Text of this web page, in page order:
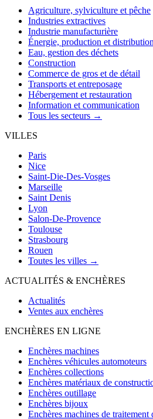
Agriculture, sylviculture et pêche
Industries extractives
Industrie manufacturière
Énergie, production et distribution
Eau, gestion des déchets
Construction
Commerce de gros et de détail
Transports et entreposage
Hébergement et restauration
Information et communication
Tous les secteurs →
VILLES
Paris
Nice
Saint-Die-Des-Vosges
Marseille
Saint Denis
Lyon
Salon-De-Provence
Toulouse
Strasbourg
Rouen
Toutes les villes →
ACTUALITÉS & ENCHÈRES
Actualités
Ventes aux enchères
ENCHÈRES EN LIGNE
Enchères machines
Enchères véhicules automoteurs
Enchères collections
Enchères matériaux de
Enchères outillage
Enchères bijoux
Enchères machines de traitement